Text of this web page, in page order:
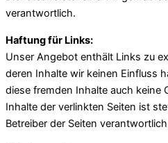
verantwortlich.
Haftung für Links:
Unser Angebot enthält Links zu
deren Inhalte wir keinen Einfluss
diese fremden Inhalte auch keine
Inhalte der verlinkten Seiten ist
Betreiber der Seiten